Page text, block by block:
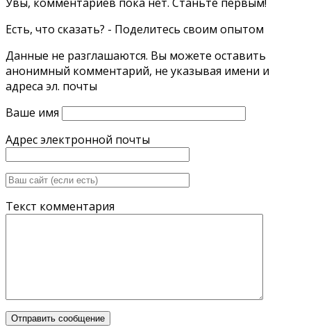
Есть, что сказать? - Поделитесь своим опытом
Данные не разглашаются. Вы можете оставить
анонимный комментарий, не указывая имени и
адреса эл. почты
Ваше имя
Адрес электронной почты
Текст комментария